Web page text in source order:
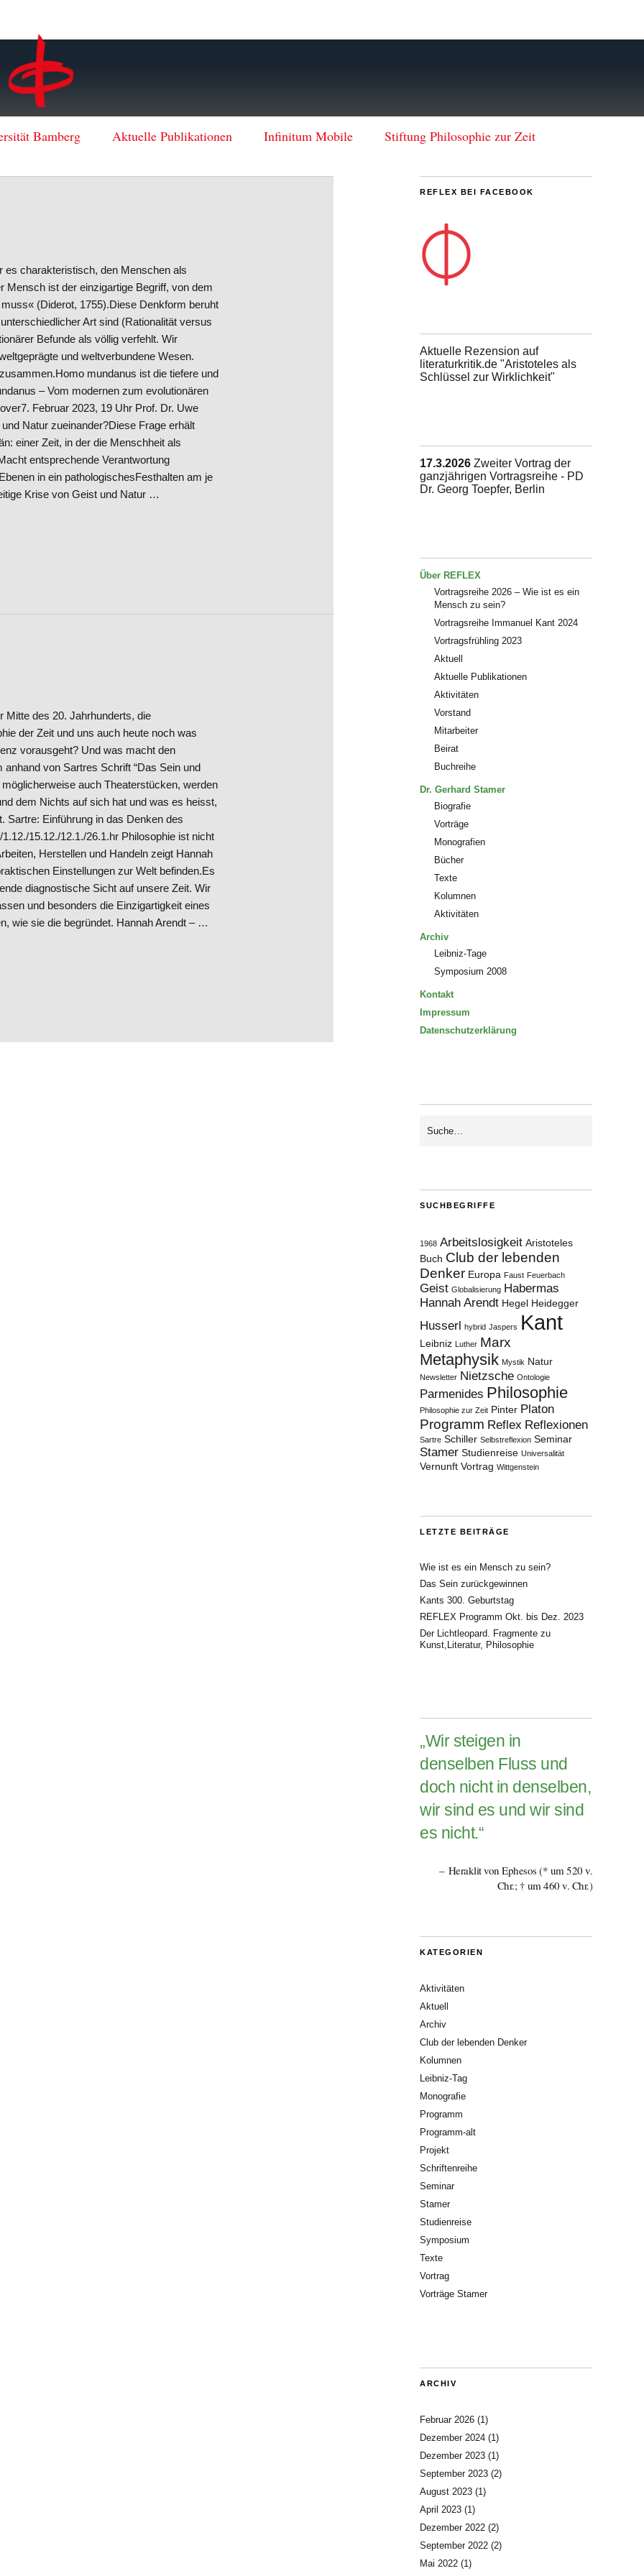
Bamberg Aktuelle Publikationen Infinitum Mobile Stiftung Philosophie zur Zeit
es charakteristisch, den Menschen als
Mensch ist der einzigartige Begriff, von dem
(Diderot, 1755).Diese Denkform beruht
Art sind (Rationalität versus
Befunde als völlig verfehlt. Wir
und weltverbundene Wesen.
mundanus ist die tiefere und
– Vom modernen zum evolutionären
Februar 2023, 19 Uhr Prof. Dr. Uwe
Natur zueinander?Diese Frage erhält
einer Zeit, in der die Menschheit als
entsprechende Verantwortung
in ein pathologischesFesthalten am je
Krise von Geist und Natur …
Mitte des 20. Jahrhunderts, die
der Zeit und uns auch heute noch was
vorausgeht? Und was macht den
von Sartres Schrift “Das Sein und
auch Theaterstücken, werden
dem Nichts auf sich hat und was es heisst,
Sartre: Einführung in das Denken des
15.12./12.1./26.1.hr Philosophie ist nicht
Herstellen und Handeln zeigt Hannah
Einstellungen zur Welt befinden.Es
diagnostische Sicht auf unsere Zeit. Wir
und besonders die Einzigartigkeit eines
wie sie die begründet. Hannah Arendt – …
REFLEX BEI FACEBOOK
Aktuelle Rezension auf
literaturkritik.de "Aristoteles als
Schlüssel zur Wirklichkeit"
17.3.2026 Zweiter Vortrag der
ganzjährigen Vortragsreihe - PD
Dr. Georg Toepfer, Berlin
Über REFLEX
Vortragsreihe 2026 – Wie ist es ein
Mensch zu sein?
Vortragsreihe Immanuel Kant 2024
Vortragsfrühling 2023
Aktuell
Aktuelle Publikationen
Aktivitäten
Vorstand
Mitarbeiter
Beirat
Buchreihe
Dr. Gerhard Stamer
Biografie
Vorträge
Monografien
Bücher
Texte
Kolumnen
Aktivitäten
Archiv
Leibniz-Tage
Symposium 2008
Kontakt
Impressum
Datenschutzerklärung
SUCHBEGRIFFE
1968 Arbeitslosigkeit Aristoteles
Buch Club der lebenden
Denker Europa Faust Feuerbach
Geist Globalisierung Habermas
Hannah Arendt Hegel Heidegger
Husserl hybrid Jaspers Kant
Leibniz Luther Marx
Metaphysik Mystik Natur
Newsletter Nietzsche Ontologie
Parmenides Philosophie
Philosophie zur Zeit Pinter Platon
Programm Reflex Reflexionen
Sartre Schiller Selbstreflexion Seminar
Stamer Studienreise Universalität
Vernunft Vortrag Wittgenstein
LETZTE BEITRÄGE
Wie ist es ein Mensch zu sein?
Das Sein zurückgewinnen
Kants 300. Geburtstag
REFLEX Programm Okt. bis Dez. 2023
Der Lichtleopard. Fragmente zu
Kunst,Literatur, Philosophie
„Wir steigen in
denselben Fluss und
doch nicht in denselben,
wir sind es und wir sind
es nicht.“
Heraklit von Ephesos (* um 520 v.
Chr.; † um 460 v. Chr.)
KATEGORIEN
Aktivitäten
Aktuell
Archiv
Club der lebenden Denker
Kolumnen
Leibniz-Tag
Monografie
Programm
Programm-alt
Projekt
Schriftenreihe
Seminar
Stamer
Studienreise
Symposium
Texte
Vortrag
Vorträge Stamer
ARCHIV
Februar 2026 (1)
Dezember 2024 (1)
Dezember 2023 (1)
September 2023 (2)
August 2023 (1)
April 2023 (1)
Dezember 2022 (2)
September 2022 (2)
Mai 2022 (1)